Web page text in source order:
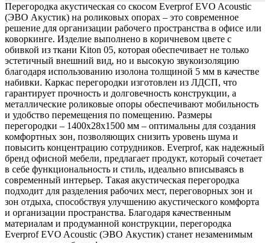
Перегородка акустическая со скосом Everprof EVO Acoustic
(ЭВО Акустик) на роликовых опорах – это современное
решение для организации рабочего пространства в офисе или
коворкинге. Изделие выполнено в коричневом цвете с
обивкой из ткани Kiton 05, которая обеспечивает не только
эстетичный внешний вид, но и высокую звукоизоляцию
благодаря использованию изолона толщиной 5 мм в качестве
набивки. Каркас перегородки изготовлен из ЛДСП, что
гарантирует прочность и долговечность конструкции, а
металлические роликовые опоры обеспечивают мобильность
и удобство перемещения по помещению. Размеры
перегородки – 1400х28х1500 мм – оптимальны для создания
комфортных зон, позволяющих снизить уровень шума и
повысить концентрацию сотрудников. Everprof, как надежный
бренд офисной мебели, предлагает продукт, который сочетает
в себе функциональность и стиль, идеально вписываясь в
современный интерьер. Такая акустическая перегородка
подходит для разделения рабочих мест, переговорных зон и
зон отдыха, способствуя улучшению акустического комфорта
и организации пространства. Благодаря качественным
материалам и продуманной конструкции, перегородка
Everprof EVO Acoustic (ЭВО Акустик) станет незаменимым